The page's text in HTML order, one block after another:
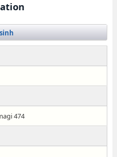
474